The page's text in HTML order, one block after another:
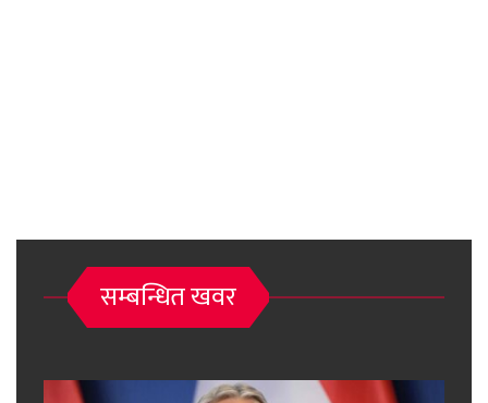
सम्बन्धित खवर